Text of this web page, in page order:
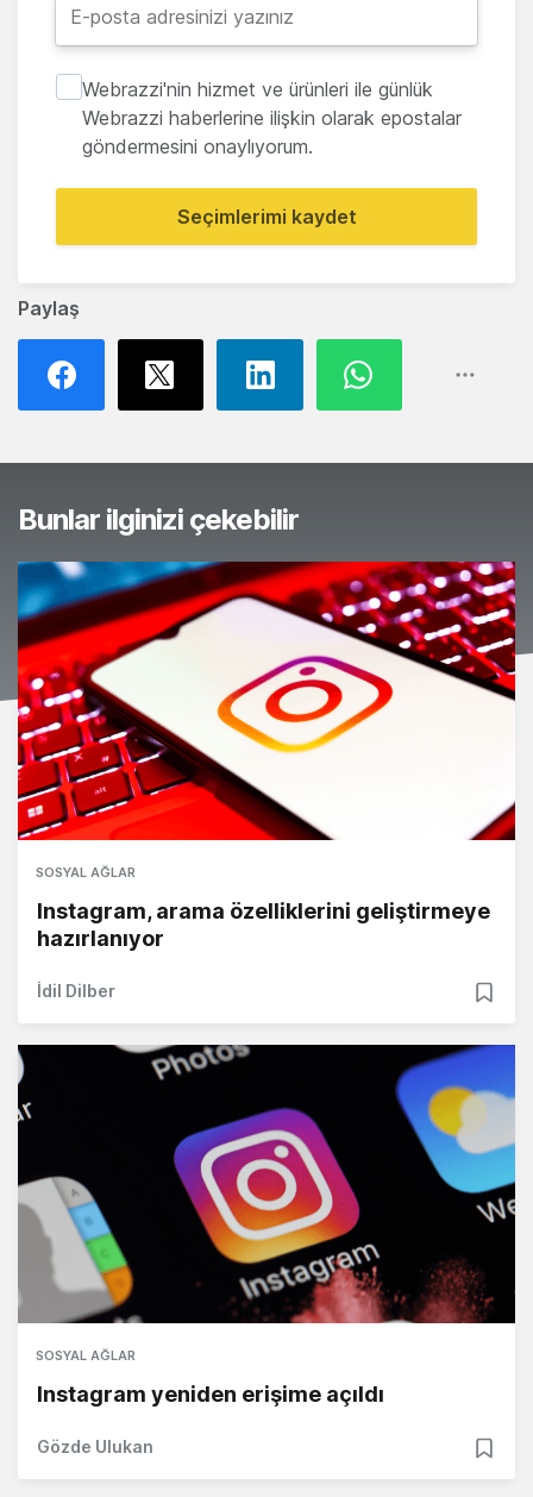
Paylaş
Webrazzi'nin hizmet ve ürünleri ile günlük
Webrazzi haberlerine ilişkin olarak epostalar
göndermesini onaylıyorum.
Seçimlerimi kaydet
Bunlar ilginizi çekebilir
SOSYAL AĞLAR
Instagram, arama özelliklerini geliştirmeye
hazırlanıyor
İdil Dilber
SOSYAL AĞLAR
Instagram yeniden erişime açıldı
Gözde Ulukan